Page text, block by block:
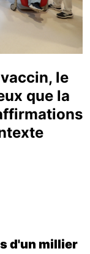
le
que la
d'un millier